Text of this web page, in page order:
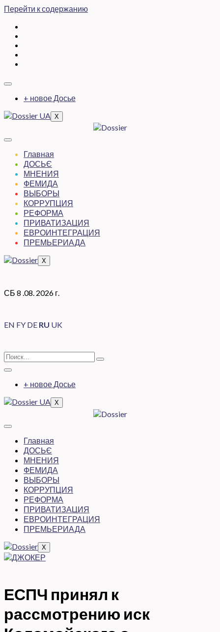
Перейти к содержанию
+ новое Досье
X
Главная
ДОСЬЄ
МНЕНИЯ
ФЕМИДА
ВЫБОРЫ
КОРРУПЦИЯ
РЕФОРМА
ПРИВАТИЗАЦИЯ
ЕВРОИНТЕГРАЦИЯ
ПРЕМЬЕРИАДА
X
СБ 8 .08. 2026 г.
EN FY DE RU UK
+ новое Досье
X
Главная
ДОСЬЄ
МНЕНИЯ
ФЕМИДА
ВЫБОРЫ
КОРРУПЦИЯ
РЕФОРМА
ПРИВАТИЗАЦИЯ
ЕВРОИНТЕГРАЦИЯ
ПРЕМЬЕРИАДА
X
ЕСПЧ принял к
рассмотрению иск